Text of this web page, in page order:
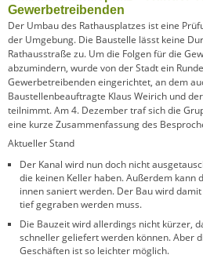
Gewerbetreibenden
Der Umbau des Rathausplatzes ist eine
der Umgebung. Die Baustelle lässt keine
Rathausstraße zu. Um die Folgen für die
abzumindern, wurde von der Stadt ein
Gewerbetreibenden eingerichtet, an dem
Baustellenbeauftragte Klaus Weirich und
teilnimmt. Am 4. Dezember traf sich die
eine kurze Zusammenfassung des
Aktueller Stand
Der Kanal wird nun doch nicht
die keinen Keller haben. Außerdem kann
innen saniert werden. Der Bau wird
tief gegraben werden muss.
Die Bauzeit wird allerdings nicht kürzer,
schneller geliefert werden können. Aber
Geschäften ist so leichter möglich.